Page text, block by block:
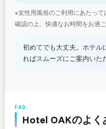
※女性用風俗のご利用にあたっ
確認の上、快適なお時間をお過ご
初めてでも大丈夫。ホテル
ればスムーズにご案内いた
FAQ
Hotel OAKのよく